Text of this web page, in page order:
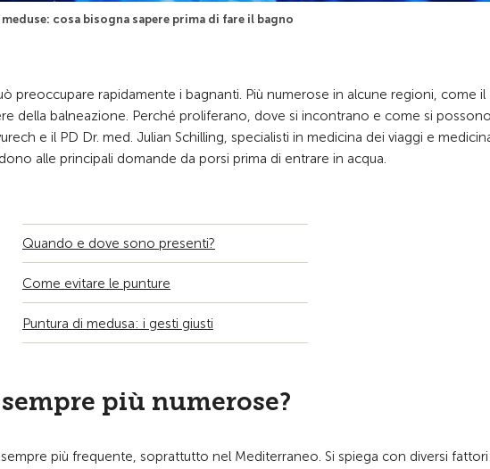
meduse: cosa bisogna sapere prima di fare il bagno
preoccupare rapidamente i bagnanti. Più numerose in alcune regioni, come il
della balneazione. Perché proliferano, dove si incontrano e come si
e il PD Dr. med. Julian Schilling, specialisti in medicina dei viaggi e
alle principali domande da porsi prima di entrare in acqua.
Quando e dove sono presenti?
Come evitare le punture
Puntura di medusa: i gesti giusti
più numerose?
più frequente, soprattutto nel Mediterraneo. Si spiega con diversi